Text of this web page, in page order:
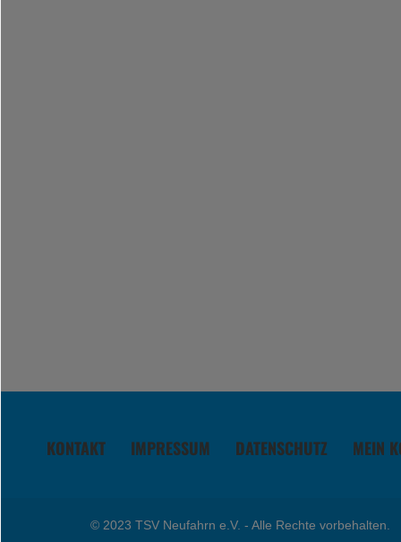
KONTAKT IMPRESSUM DATENSCHUTZ MEIN
© 2023 TSV Neufahrn e.V. - Alle Rechte vorbehalten.